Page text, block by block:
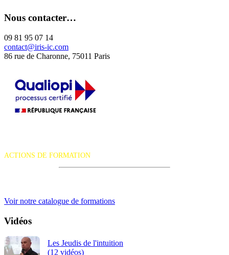
Nous contacter…
09 81 95 07 14
contact@iris-ic.com
86 rue de Charonne, 75011 Paris
ACTIONS DE FORMATION
Voir notre catalogue de formations
Vidéos
Les Jeudis de l'intuition
(12 vidéos)